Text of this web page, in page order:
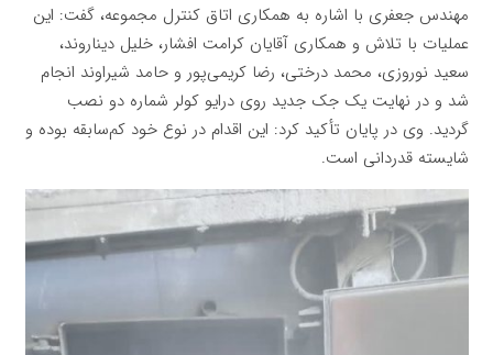
مهندس جعفری با اشاره به همکاری اتاق کنترل مجموعه، گفت: این
عملیات با تلاش و همکاری آقایان کرامت افشار، خلیل دیناروند،
سعید نوروزی، محمد درختی، رضا کریمی‌پور و حامد شیراوند انجام
شد و در نهایت یک جک جدید روی درایو کولر شماره دو نصب
گردید. وی در پایان تأکید کرد: این اقدام در نوع خود کم‌سابقه بوده و
شایسته قدردانی است.